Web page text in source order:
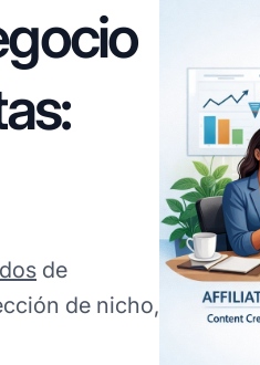
de
de nicho,